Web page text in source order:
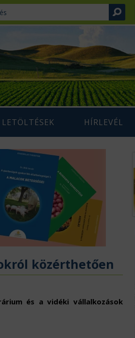
ARCHÍVUM
HÍRLEVÉL
közérthetően
és a vidéki vállalkozások